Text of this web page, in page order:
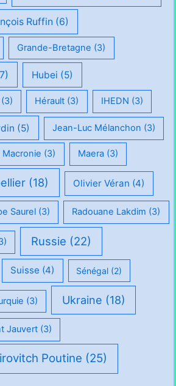
Ruffin (6)
Grande-Bretagne (3)
Hubei (5)
(3) Hérault (3) IHEDN (3)
(5) Jean-Luc Mélanchon (3)
Macronie (3) Maera (3)
(18) Olivier Véran (4)
Saurel (3) Radouane Lakdim (3)
Russie (22)
Suisse (4) Sénégal (2)
(3) Ukraine (18)
Jauvert (3)
Poutine (25)